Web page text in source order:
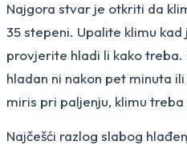
Najgora stvar je otkriti da
35 stepeni. Upalite klimu kad
provjerite hladi li kako treba.
hladan ni nakon pet minuta
miris pri paljenju, klimu
Najčešći razlog slabog